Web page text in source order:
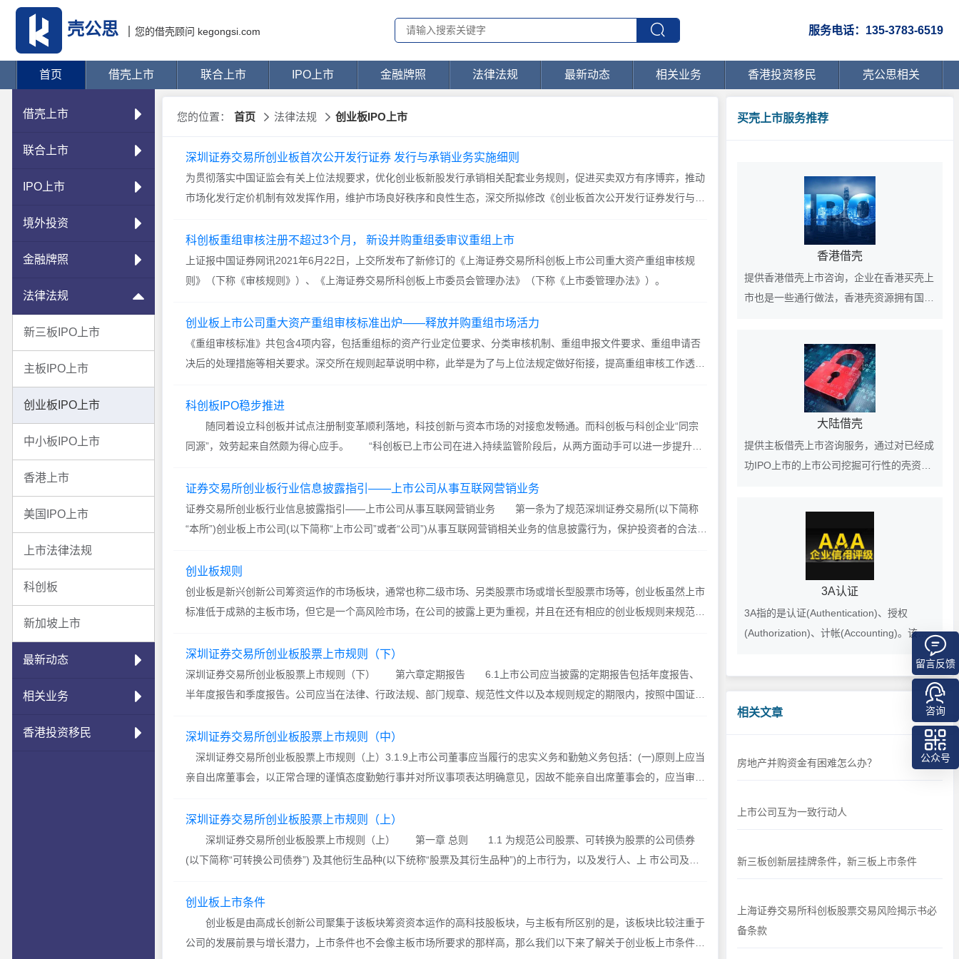
壳公思 您的借壳顾问 kegongsi.com 服务电话：135-3783-6519
首页 借壳上市 联合上市 IPO上市 金融牌照 法律法规 最新动态 相关业务 香港投资移民 壳公思相关
借壳上市
联合上市
IPO上市
境外投资
金融牌照
法律法规
新三板IPO上市
主板IPO上市
创业板IPO上市
中小板IPO上市
香港上市
美国IPO上市
上市法律法规
科创板
新加坡上市
最新动态
相关业务
香港投资移民
您的位置： 首页 法律法规 创业板IPO上市
深圳证券交易所创业板首次公开发行证券 发行与承销业务实施细则
为贯彻落实中国证监会有关上位法规要求，优化创业板新股发行承销相关配套业务规则，促进买卖双方有序博弈，推动
市场化发行定价机制有效发挥作用，维护市场良好秩序和良性生态，深交所拟修改《创业板首次公开发行证券发行与承
日。
科创板重组审核注册不超过3个月， 新设并购重组委审议重组上市
上证报中国证券网讯2021年6月22日，上交所发布了新修订的《上海证券交易所科创板上市公司重大资产重组审核规
则》（下称《审核规则》）、《上海证券交易所科创板上市委员会管理办法》（下称《上市委管理办法》）。
创业板上市公司重大资产重组审核标准出炉——释放并购重组市场活力
《重组审核标准》共包含4项内容，包括重组标的资产行业定位要求、分类审核机制、重组申报文件要求、重组申请否
决后的处理措施等相关要求。深交所在规则起草说明中称，此举是为了与上位法规定做好衔接，提高重组审核工作透明
科创板IPO稳步推进
随同着设立科创板并试点注册制变革顺利落地，科技创新与资本市场的对接愈发畅通。而科创板与科创企业“同宗
同源”，效劳起来自然颇为得心应手。 “科创板已上市公司在进入持续监管阶段后，从两方面动手可以进一步提升科
证券交易所创业板行业信息披露指引——上市公司从事互联网营销业务
证券交易所创业板行业信息披露指引——上市公司从事互联网营销业务 第一条为了规范深圳证券交易所(以下简称
“本所”)创业板上市公司(以下简称“上市公司”或者“公司”)从事互联网营销相关业务的信息披露行为，保护投资者的合法权
创业板规则
创业板是新兴创新公司筹资运作的市场板块，通常也称二级市场、另类股票市场或增长型股票市场等，创业板虽然上市
标准低于成熟的主板市场，但它是一个高风险市场，在公司的披露上更为重视，并且在还有相应的创业板规则来规范市
深圳证券交易所创业板股票上市规则（下）
深圳证券交易所创业板股票上市规则（下） 第六章定期报告 6.1上市公司应当披露的定期报告包括年度报告、
半年度报告和季度报告。公司应当在法律、行政法规、部门规章、规范性文件以及本规则规定的期限内，按照中国证监
深圳证券交易所创业板股票上市规则（中）
深圳证券交易所创业板股票上市规则（上）3.1.9上市公司董事应当履行的忠实义务和勤勉义务包括：(一)原则上应当
亲自出席董事会，以正常合理的谨慎态度勤勉行事并对所议事项表达明确意见，因故不能亲自出席董事会的，应当审慎
深圳证券交易所创业板股票上市规则（上）
深圳证券交易所创业板股票上市规则（上） 第一章 总则 1.1 为规范公司股票、可转换为股票的公司债券
(以下简称“可转换公司债券”) 及其他衍生品种(以下统称“股票及其衍生品种”)的上市行为，以及发行人、上 市公司及相
创业板上市条件
创业板是由高成长创新公司聚集于该板块筹资资本运作的高科技股板块，与主板有所区别的是，该板块比较注重于
公司的发展前景与增长潜力，上市条件也不会像主板市场所要求的那样高，那么我们以下来了解关于创业板上市条件有
买壳上市服务推荐
香港借壳
提供香港借壳上市咨询，企业在香港买壳上
市也是一些通行做法，香港壳资源拥有国际
大陆借壳
提供主板借壳上市咨询服务，通过对已经成
功IPO上市的上市公司挖掘可行性的壳资
3A认证
3A指的是认证(Authentication)、授权
(Authorization)、计帐(Accounting)。该认
证是全国开展对企业信用评级的政府措施，
也是一种对全国中小企业开展商务信用能力
相关文章
房地产并购资金有困难怎么办？
上市公司互为一致行动人
新三板创新层挂牌条件，新三板上市条件
上海证券交易所科创板股票交易风险揭示书必
备条款
留言反馈
咨询
公众号